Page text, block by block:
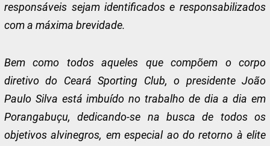
responsáveis sejam identificados e responsabilizados
com a máxima brevidade.
Bem como todos aqueles que compõem o corpo
diretivo do Ceará Sporting Club, o presidente João
Paulo Silva está imbuído no trabalho de dia a dia em
Porangabuçu, dedicando-se na busca de todos os
objetivos alvinegros, em especial ao do retorno à elite